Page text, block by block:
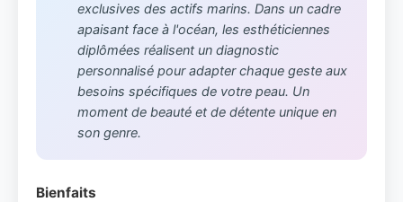
exclusives des actifs marins. Dans un cadre
apaisant face à l'océan, les esthéticiennes
diplômées réalisent un diagnostic
personnalisé pour adapter chaque geste aux
besoins spécifiques de votre peau. Un
moment de beauté et de détente unique en
son genre.
Bienfaits